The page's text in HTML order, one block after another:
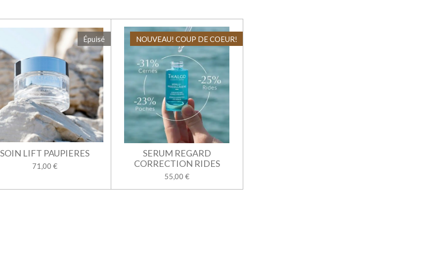
Épuisé
SOIN LIFT PAUPIERES
71,00 €
NOUVEAU! COUP DE COEUR!
SERUM REGARD
CORRECTION RIDES
55,00 €